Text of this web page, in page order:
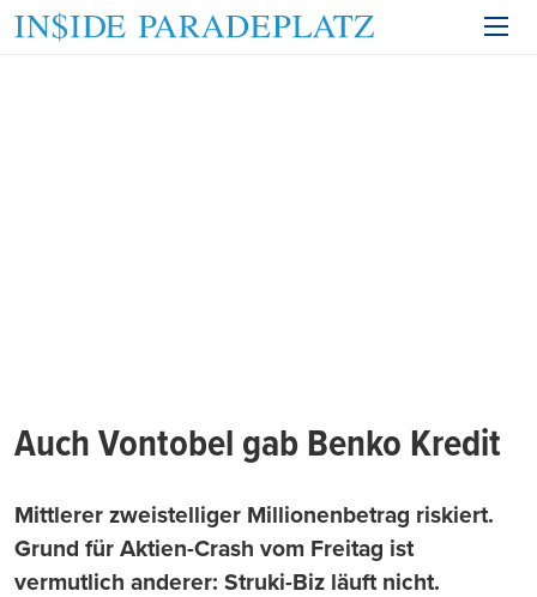
Auch Vontobel gab Benko Kredit
Mittlerer zweistelliger Millionenbetrag riskiert.
Grund für Aktien-Crash vom Freitag ist
vermutlich anderer: Struki-Biz läuft nicht.